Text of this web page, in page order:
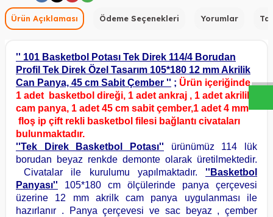
Ürün Açıklaması Ödeme Seçenekleri Yorumlar
'' 101 Basketbol Potası Tek Direk 114/4 Borudan
Profil Tek Direk Özel Tasarım 105*180 12 mm Akrilik
Can Panya, 45 cm Sabit Çember '' ; Ürün içeriğinde
1 adet basketbol direği, 1 adet ankraj , 1 adet akrilik
cam panya, 1 adet 45 cm sabit çember,1 adet 4 mm
floş ip çift rekli basketbol filesi bağlantı civataları
bulunmaktadır.
''Tek Direk Basketbol Potası'' ürünümüz 114 lük
borudan beyaz renkde demonte olarak üretilmektedir.
Civatalar ile kurulumu yapılmaktadır. ''Basketbol
Panyası'' 105*180 cm ölçülerinde panya çerçevesi
üzerine 12 mm akrilk cam panya uygulanması ile
hazırlanır . Panya çerçevesi ve sac beyaz , çember